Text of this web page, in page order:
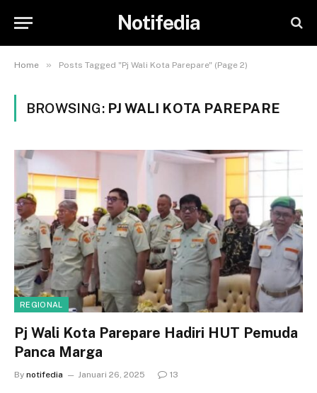
Notifedia
Home » Posts Tagged "Pj Wali Kota Parepare" (Page 2)
BROWSING: PJ WALI KOTA PAREPARE
REGIONAL
Pj Wali Kota Parepare Hadiri HUT Pemuda
Panca Marga
By notifedia Januari 26, 2025 13